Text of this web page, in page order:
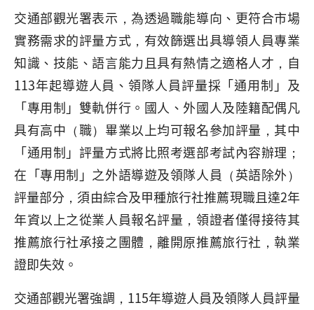
交通部觀光署表示，為透過職能導向、更符合市場
實務需求的評量方式，有效篩選出具導領人員專業
知識、技能、語言能力且具有熱情之適格人才，自
113年起導遊人員、領隊人員評量採「通用制」及
「專用制」雙軌併行。國人、外國人及陸籍配偶凡
具有高中（職）畢業以上均可報名參加評量，其中
「通用制」評量方式將比照考選部考試內容辦理；
在「專用制」之外語導遊及領隊人員（英語除外）
評量部分，須由綜合及甲種旅行社推薦現職且達2年
年資以上之從業人員報名評量，領證者僅得接待其
推薦旅行社承接之團體，離開原推薦旅行社，執業
證即失效。
交通部觀光署強調，115年導遊人員及領隊人員評量